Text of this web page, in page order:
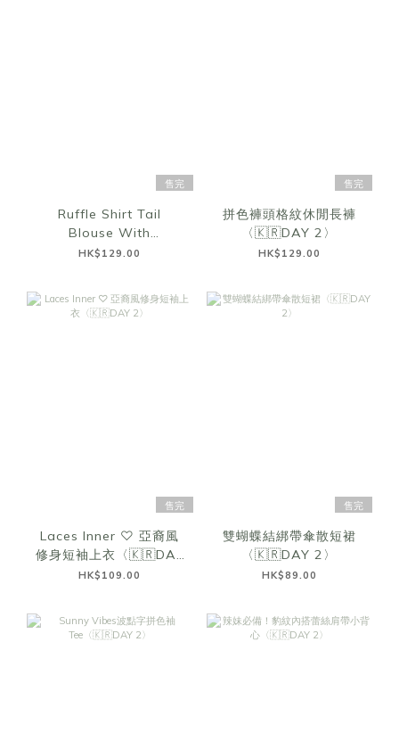
售完
Ruffle Shirt Tail
Blouse With
Muffler〈🇰🇷DAY 2〉
HK$129.00
售完
拼色褲頭格紋休閒長褲
〈🇰🇷DAY 2〉
HK$129.00
售完
Laces Inner ♡ 亞裔風
修身短袖上衣〈🇰🇷DAY
2〉
HK$109.00
售完
雙蝴蝶結綁帶傘散短裙
〈🇰🇷DAY 2〉
HK$89.00